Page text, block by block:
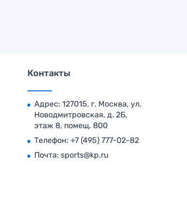
Контакты
Адрес: 127015, г. Москва, ул.
Новодмитровская, д. 2Б,
этаж 8, помещ. 800
Телефон: +7 (495) 777-02-82
Почта: sports@kp.ru